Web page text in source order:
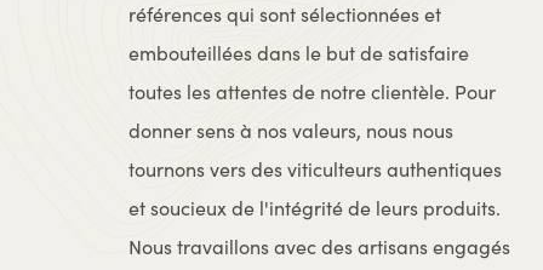
références qui sont sélectionnées et
embouteillées dans le but de satisfaire
toutes les attentes de notre clientèle. Pour
donner sens à nos valeurs, nous nous
tournons vers des viticulteurs authentiques
et soucieux de l'intégrité de leurs produits.
Nous travaillons avec des artisans engagés